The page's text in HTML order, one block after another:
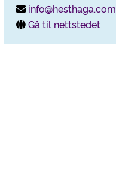
info@hesthaga.com
Gå til nettstedet